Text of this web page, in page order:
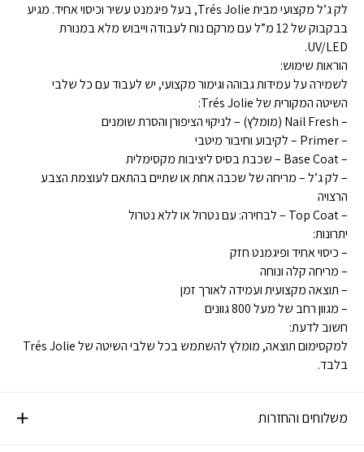
לק ג’ל מקצועי מבית Trés Jolie, בעל פיגמנט עשיר וכיסוי אחיד. מגיע
בבקבוק של 12 מ”ל עם מרקם נוח לעבודה וייבוש מלא במנורת
UV/LED.
הוראות שימוש:
לשמירה על עמידות גבוהה וגימור מקצועי, יש לעבוד עם כל שלבי
השיטה המקורית של Trés Jolie:
– Nail Fresh (מומלץ) – לניקוי הציפורן והסרת שומנים
– Primer – לקיבוע וחיבור מיטבי
– Base Coat – שכבת בסיס ליציבות מקסימלית
– לק ג’ל – מריחה של שכבה אחת או שתיים בהתאם לעוצמת הצבע
הרצויה
– Top Coat – לבחירה: עם נטרול או ללא נטרול
יתרונות:
– כיסוי אחיד ופיגמנט חזק
– מריחה קלה ונוחה
– תוצאה מקצועית ועמידה לאורך זמן
– מגוון רחב של מעל 800 גוונים
חשוב לדעת:
למקסימום תוצאה, מומלץ להשתמש בכל שלבי השיטה של Trés Jolie
בלבד.
משלוחים והחזרות